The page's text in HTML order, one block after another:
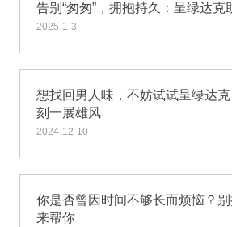
告别“匆匆”，拥抱持久：呈绿达克
2025-1-3
想找回男人味，不妨试试呈绿达
刻一展雄风
2024-12-10
你是否曾因时间不够长而烦恼？
来帮你